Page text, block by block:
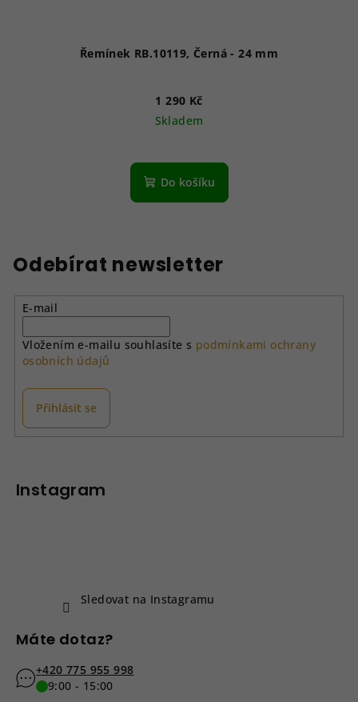
Řemínek RB.10119, Černá - 24 mm
1 290 Kč
Skladem
Do košíku
Odebírat newsletter
E-mail
Vložením e-mailu souhlasíte s podmínkami ochrany
osobních údajů
Přihlásit se
Instagram
Sledovat na Instagramu
Máte dotaz?
+420 775 955 998
9:00 - 15:00